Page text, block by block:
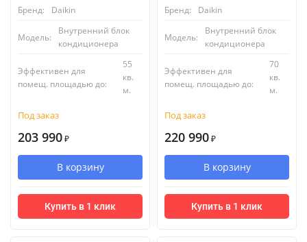
Бренд: Daikin
Модель:
Внутренний блок
кондиционера
Эффективен для
помещ. площадью до:
55
кв.
м.
Под заказ
203 990 ₽
В корзину
Купить в 1 клик
Бренд: Daikin
Модель:
Внутренний блок
кондиционера
Эффективен для
помещ. площадью до:
70
кв.
м.
Под заказ
220 990 ₽
В корзину
Купить в 1 клик